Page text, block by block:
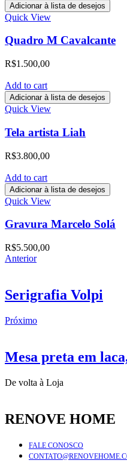
Adicionar à lista de desejos
Quick View
Quadro M Cavalcante
R$1.500,00
Add to cart
Adicionar à lista de desejos
Quick View
Tela artista Liah
R$3.800,00
Add to cart
Adicionar à lista de desejos
Quick View
Gravura Marcelo Solá
R$5.500,00
Anterior
Serigrafia Volpi
Próximo
Mesa preta em
De volta à Loja
RENOVE HOME
FALE CONOSCO